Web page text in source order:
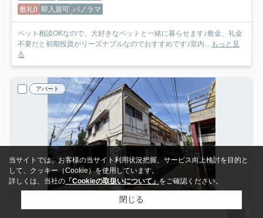
敷礼0 即入居可 パノラマ
ペット相談OKなので、大好きなペットと一緒に暮らせます♪敷金、礼金
不要だと初期投資がリーズナブルなのでおすすめです♪室内... もっと見
る
アパート
当サイトでは、お客様の当サイト利用状況把握、サービス向上検討を目的と
して、クッキー（Cookie）を使用しています。
詳しくは、当社の 「Cookieの取扱いについて」 をご確認ください。
閉じる